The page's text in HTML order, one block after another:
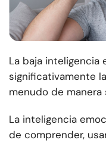
La baja inteligencia
significativamente
menudo de
La inteligencia
de comprender,